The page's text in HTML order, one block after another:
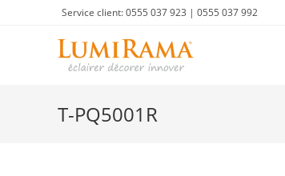
Service client: 0555 037 923 | 0555 037 992
T-PQ5001R